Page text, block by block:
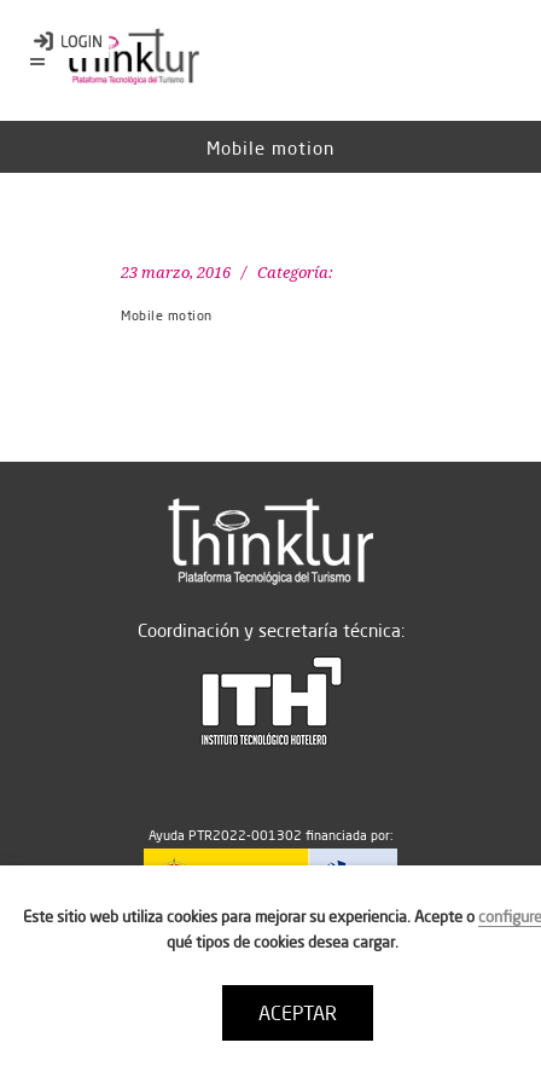
Mobile motion
23 marzo, 2016 Categoría:
Mobile motion
Coordinación y secretaría técnica:
Ayuda PTR2022-001302 financiada por:
MICIU/AEI/10.13039/501100011033
Política de cookies
Condiciones de uso
Este sitio web utiliza cookies para mejorar su experiencia. Acepte oconfigure
qué tipos de cookies desea cargar.
ACEPTAR